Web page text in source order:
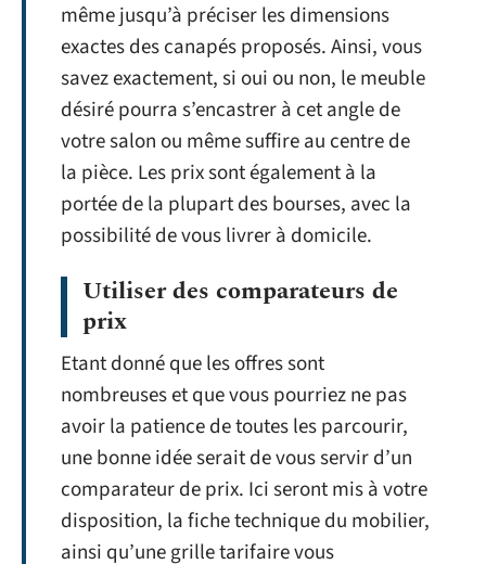
même jusqu’à préciser les dimensions
exactes des canapés proposés. Ainsi, vous
savez exactement, si oui ou non, le meuble
désiré pourra s’encastrer à cet angle de
votre salon ou même suffire au centre de
la pièce. Les prix sont également à la
portée de la plupart des bourses, avec la
possibilité de vous livrer à domicile.
Utiliser des comparateurs de
prix
Etant donné que les offres sont
nombreuses et que vous pourriez ne pas
avoir la patience de toutes les parcourir,
une bonne idée serait de vous servir d’un
comparateur de prix. Ici seront mis à votre
disposition, la fiche technique du mobilier,
ainsi qu’une grille tarifaire vous